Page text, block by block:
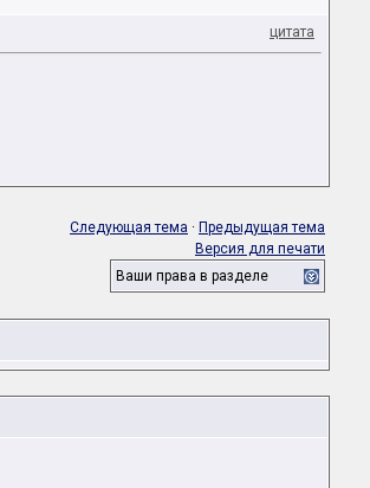
цитата
Следующая тема · Предыдущая тема
Версия для печати
Ваши права в разделе